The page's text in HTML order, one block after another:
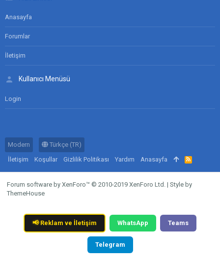
Anasayfa
Forumlar
İletişim
Kullanıcı Menüsü
Login
Modern
Türkçe (TR)
İletişim
Koşullar Gizlilik Politikası Yardım Anasayfa
R
S
S
Forum software by XenForo™ © 2010-2019 XenForo Ltd. | Style by
ThemeHouse
📢Reklam ve İletişim WhatsApp Teams
Telegram